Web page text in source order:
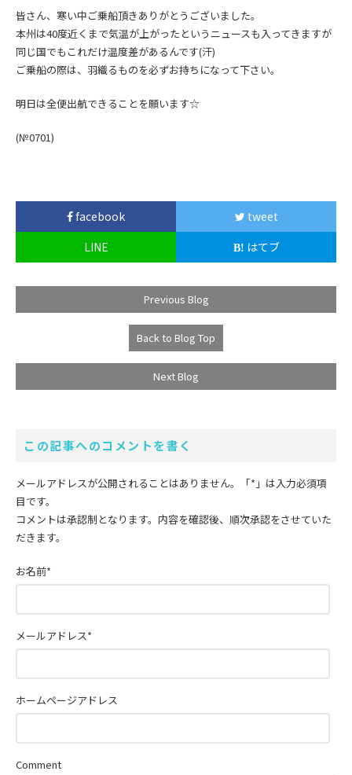
皆さん、寒い中ご乗船頂きありがとうございました。
本州は40度近くまで気温が上がったというニュースも入ってきますが
同じ国でもこれだけ温度差があるんです(汗)
ご乗船の際は、羽織るものを必ずお持ちになって下さい。
明日は全便出航できることを願います☆
(№0701)
facebook
tweet
LINE
はてブ
Previous Blog
Back to Blog Top
Next Blog
この記事へのコメントを書く
メールアドレスが公開されることはありません。 「*」 は入力必須項
目です。
コメントは承認制となります。内容を確認後、順次承認をさせていた
だきます。
Comment
お名前*
メールアドレス*
ホームページアドレス